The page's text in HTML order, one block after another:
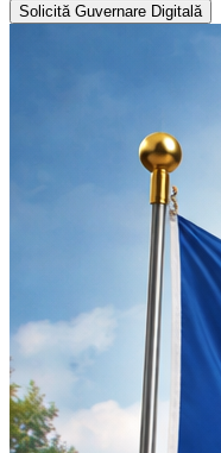
Solicită Guvernare Digitală